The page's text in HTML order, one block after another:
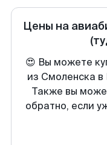
Цены на
😍 Вы можете
из Смоленска в
Также вы
обратно, если